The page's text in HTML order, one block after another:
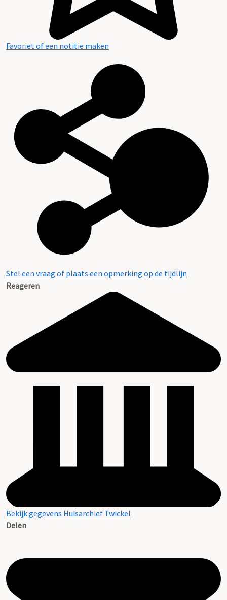
Favoriet of een notitie maken
Stel een vraag of plaats een opmerking op de tijdlijn
Reageren
Bekijk gegevens Huisarchief Twickel
Delen